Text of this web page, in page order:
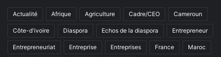
Actualité Afrique Agriculture Cadre/CEO Cameroun
Côte-d'ivoire Diaspora Echos de la diaspora Entrepreneur
Entrepreneuriat Entreprise Entreprises France Maroc